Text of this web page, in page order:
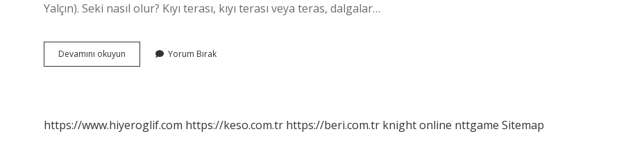
Yalçın). Seki nasıl olur? Kıyı terası, kıyı terası veya teras, dalgalar…
Devamını okuyun
Yapmak
Yorum Bırak
https://www.hiyeroglif.com https://keso.com.tr https://beri.com.tr knight online nttgame Sitemap